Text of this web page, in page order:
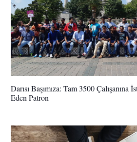
Darısı Başımıza: Tam 3500
Eden Patron